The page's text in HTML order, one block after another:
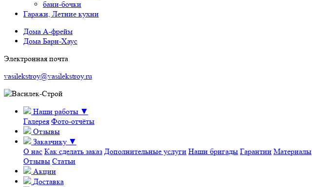
бани-бочки
Гаражи, Летние кухни
Дома А-фрейм
Дома Барн-Хаус
Электронная почта
vasilekstroy@vasilekstroy.ru
Наши работы ▼
Галерея Фото-отчёты
Отзывы
Заказчику ▼
О нас Как сделать заказ Дополнительные услуги Наши бригады Гарантии Материалы
Отзывы Статьи
Акции
Доставка